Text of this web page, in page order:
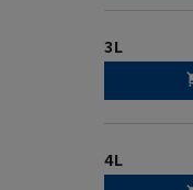
3L
4L